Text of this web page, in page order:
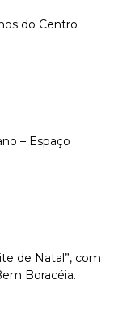
do Centro
– Espaço
de Natal”, com
Boracéia.